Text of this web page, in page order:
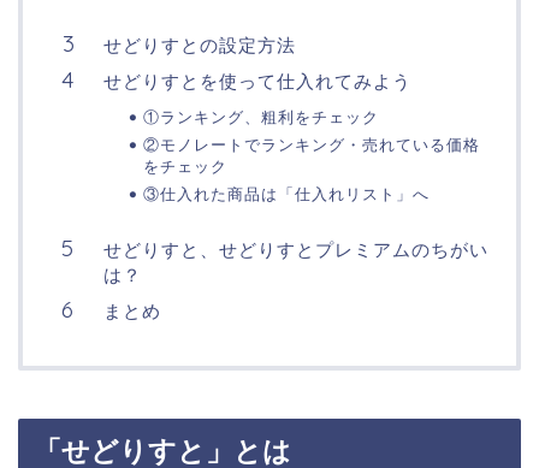
せどりすとの設定方法
せどりすとを使って仕入れてみよう
①ランキング、粗利をチェック
②モノレートでランキング・売れている価格
をチェック
③仕入れた商品は「仕入れリスト」へ
せどりすと、せどりすとプレミアムのちがい
は？
まとめ
「せどりすと」とは